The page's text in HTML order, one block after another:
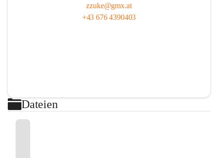
zzuke@gmx.at
+43 676 4390403
Dateien